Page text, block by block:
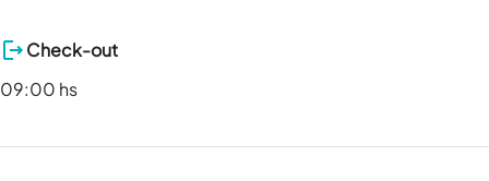
Check-out
09:00 hs